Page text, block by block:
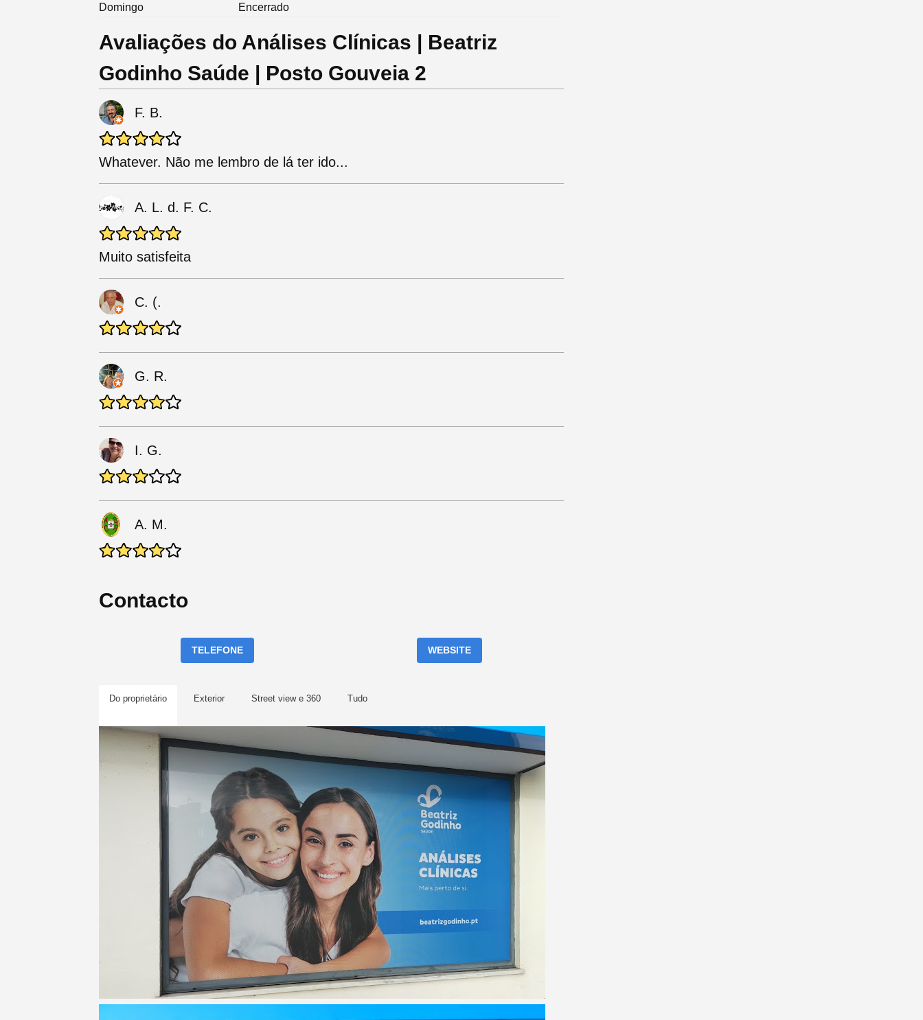
Domingo
Encerrado
Avaliações do Análises Clínicas | Beatriz
Godinho Saúde | Posto Gouveia 2
F. B.
Whatever. Não me lembro de lá ter ido...
A. L. d. F. C.
Muito satisfeita
C. (.
G. R.
I. G.
A. M.
Contacto
TELEFONE WEBSITE
Do proprietário Exterior Street view e 360 Tudo